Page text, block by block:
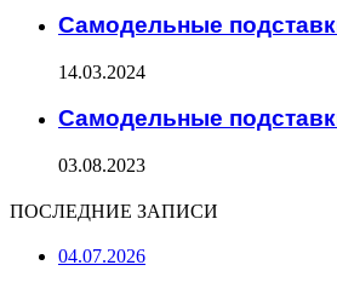
Самодельные
14.03.2024
Самодельные
03.08.2023
ПОСЛЕДНИЕ ЗАПИСИ
04.07.2026